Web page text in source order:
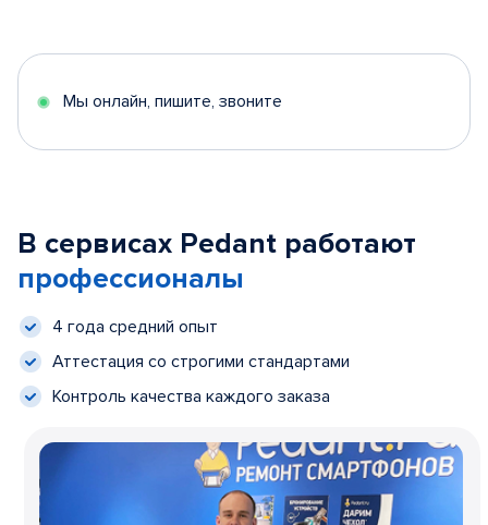
Мы онлайн, пишите, звоните
В сервисах Pedant работают
профессионалы
4 года средний опыт
Аттестация со строгими стандартами
Контроль качества каждого заказа